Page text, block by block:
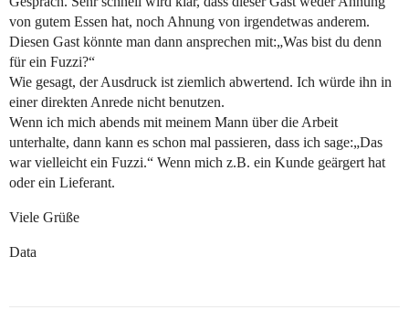
von gutem Essen hat, noch Ahnung von irgendetwas anderem.
Diesen Gast könnte man dann ansprechen mit:„Was bist du denn
für ein Fuzzi?“
Wie gesagt, der Ausdruck ist ziemlich abwertend. Ich würde ihn in
einer direkten Anrede nicht benutzen.
Wenn ich mich abends mit meinem Mann über die Arbeit
unterhalte, dann kann es schon mal passieren, dass ich sage:„Das
war vielleicht ein Fuzzi.“ Wenn mich z.B. ein Kunde geärgert hat
oder ein Lieferant.
Viele Grüße
Data